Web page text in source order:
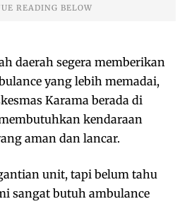
daerah segera memberikan
yang lebih memadai,
Karama berada di
kendaraan
aman dan lancar.
unit, tapi belum tahu
sangat butuh ambulance